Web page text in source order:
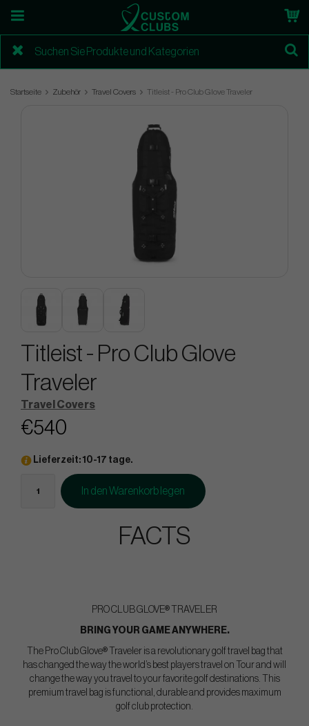
Startseite Zubehör Travel Covers Titleist - Pro Club Glove Traveler
Titleist - Pro Club Glove
Traveler
Travel Covers
€540
Lieferzeit: 10-17 tage.
In den Warenkorb legen
FACTS
PRO CLUB GLOVE® TRAVELER
BRING YOUR GAME ANYWHERE.
The Pro Club Glove® Traveler is a revolutionary golf travel bag that
has changed the way the world’s best players travel on Tour and will
change the way you travel to your favorite golf destinations. This
premium travel bag is functional, durable and provides maximum
golf club protection.